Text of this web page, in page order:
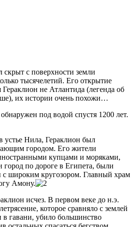
с поверхности земли
тысячелетий. Его открытие
не Атлантида (легенда об
их истории очень похожи…
под водой спустя 1200 лет.
устье Нила, Гераклион был
городом. Его жители
купцами и моряками,
город по дороге в Египета, были
широким кругозором. Главный храм
Амону.
исчез. В первом веке до н.э.
которое сравняло с землей
в гавани, убило большинство